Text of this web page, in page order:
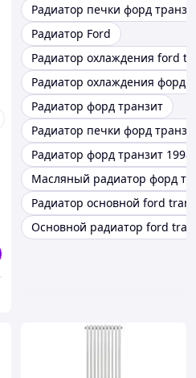
Радиатор печки форд
Радиатор Ford
Радиатор охлаждения ford
Радиатор охлаждения форд
Радиатор форд транзит
Радиатор печки форд
Радиатор форд транзит 1998
Масляный радиатор форд
Радиатор основной ford
Основной радиатор ford